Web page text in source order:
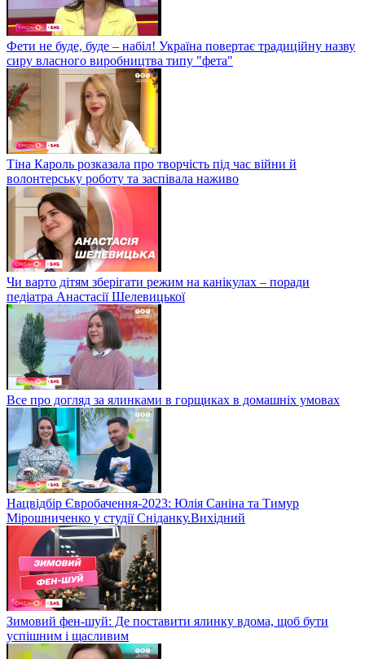
Фети не буде, буде – набіл! Україна повертає традиційну назву
сиру власного виробництва типу "фета"
Тіна Кароль розказала про творчість під час війни й
волонтерську роботу та заспівала наживо
Чи варто дітям зберігати режим на канікулах – поради
педіатра Анастасії Шелевицької
Все про догляд за ялинками в горщиках в домашніх умовах
Нацвідбір Євробачення-2023: Юлія Саніна та Тимур
Мірошниченко у студії Сніданку.Вихідний
Зимовий фен-шуй: Де поставити ялинку вдома, щоб бути
успішним і щасливим